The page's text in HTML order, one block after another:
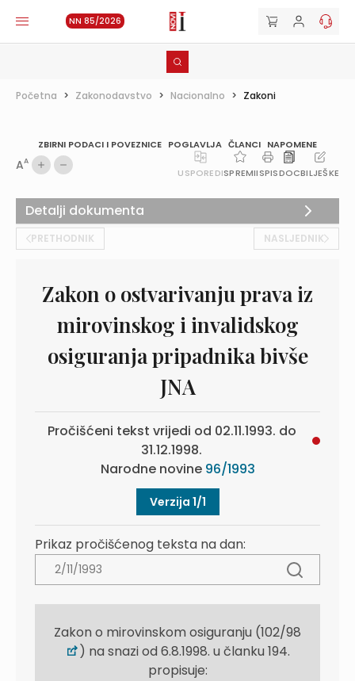
NN 85/2026
Početna > Zakonodavstvo > Nacionalno > Zakoni
ZBIRNI PODACI I POVEZNICE POGLAVLJA ČLANCI NAPOMENE
AA
USPOREDISPREMIISPISDOCBILJEŠKE
PRETHODNIK NASLJEDNIK
Zakon o ostvarivanju prava iz
mirovinskog i invalidskog
osiguranja pripadnika bivše
JNA
Pročišćeni tekst vrijedi od 02.11.1993. do
31.12.1998.
Narodne novine 96/1993
Verzija 1/1
Prikaz pročišćenog teksta na dan:
Zakon o mirovinskom osiguranju (102/98
) na snazi od 6.8.1998. u članku 194.
propisuje:
Detalji dokumenta